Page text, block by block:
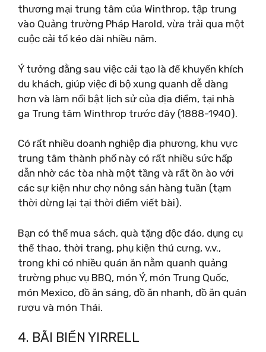
thương mại trung tâm của Winthrop, tập trung
vào Quảng trường Pháp Harold, vừa trải qua một
cuộc cải tổ kéo dài nhiều năm.
Ý tưởng đằng sau việc cải tạo là để khuyến khích
du khách, giúp việc đi bộ xung quanh dễ dàng
hơn và làm nổi bật lịch sử của địa điểm, tại nhà
ga Trung tâm Winthrop trước đây (1888-1940).
Có rất nhiều doanh nghiệp địa phương, khu vực
trung tâm thành phố này có rất nhiều sức hấp
dẫn nhờ các tòa nhà một tầng và rất ồn ào với
các sự kiện như chợ nông sản hàng tuần (tạm
thời dừng lại tại thời điểm viết bài).
Bạn có thể mua sách, quà tặng độc đáo, dụng cụ
thể thao, thời trang, phụ kiện thú cưng, v.v.,
trong khi có nhiều quán ăn nằm quanh quảng
trường phục vụ BBQ, món Ý, món Trung Quốc,
món Mexico, đồ ăn sáng, đồ ăn nhanh, đồ ăn quán
rượu và món Thái.
4. BÃI BIỂN YIRRELL